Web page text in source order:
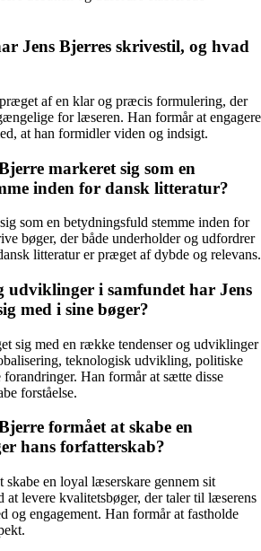
Jens Bjerres skrivestil, og hvad
af en klar og præcis formulering, der
for læseren. Han formår at engagere
at han formidler viden og indsigt.
markeret sig som en
inden for dansk litteratur?
som en betydningsfuld stemme inden for
bøger, der både underholder og udfordrer
litteratur er præget af dybde og relevans.
udviklinger i samfundet har Jens
med i sine bøger?
sig med en række tendenser og udviklinger
teknologisk udvikling, politiske
Han formår at sætte disse
forståelse.
formået at skabe en
hans forfatterskab?
skabe en loyal læserskare gennem sit
at levere kvalitetsbøger, der taler til læserens
og engagement. Han formår at fastholde